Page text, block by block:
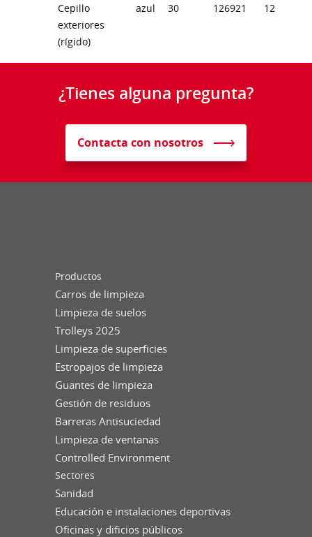
Cepillo
exteriores
(rígido)
azul 30 126921 12
¿Tienes alguna pregunta?
Contacta con nosotros
Productos
Carros de limpieza
Limpieza de suelos
Trolleys 2025
Limpieza de superficies
Estropajos de limpieza
Guantes de limpieza
Gestión de residuos
Barreras Antisuciedad
Limpieza de ventanas
Controlled Environment
Sectores
Sanidad
Educación e instalaciones deportivas
Oficinas y dificios públicos